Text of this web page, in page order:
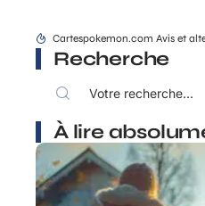
Recherche
À lire